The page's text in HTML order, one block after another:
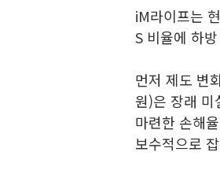
iM라이프는
S 비율에 하
먼저 제도 변
원)은 장래 미
마련한 손해
보수적으로